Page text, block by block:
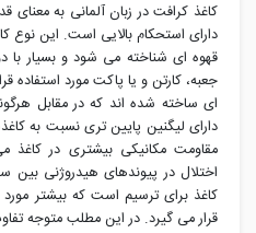
کاغذ کرافت در زبان آلمانی به
دارای استحکام بالایی است. این نوع
قهوه ای شناخته می شود و بسیار با
جعبه، کارتن و یا پاکت مورد استفاده
ای ساخته شده اند که در مقابل
دارای لیگنین پایین تری نسبت به
مقاومت مکانیکی بیشتری در کاغذ
اختلال در پیوندهای هیدروژنی بین
کاغذ برای ترسیم است که بیشتر
قرار می گیرد. در این مطلب متوجه